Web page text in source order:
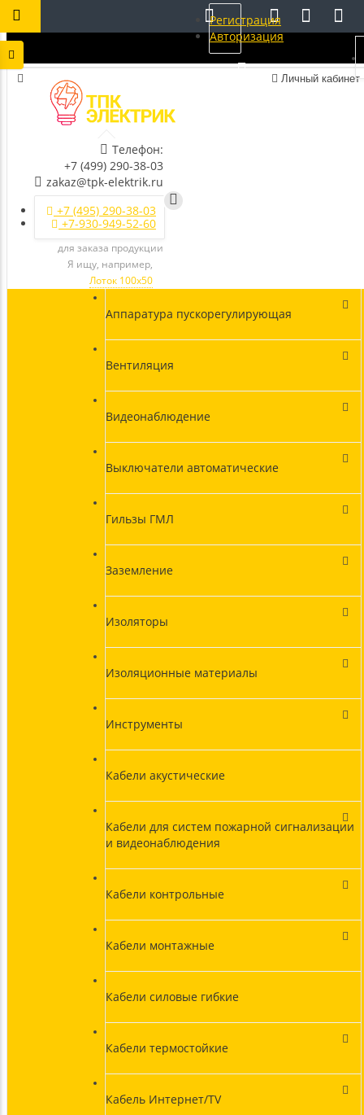
Личный кабинет
Телефон:
+7 (499) 290-38-03
zakaz@tpk-elektrik.ru
+7 (495) 290-38-03
+7-930-949-52-60
для заказа продукции
Я ищу, например,
Лоток 100х50
Аппаратура пускорегулирующая
Вентиляция
Видеонаблюдение
Выключатели автоматические
Гильзы ГМЛ
Заземление
Изоляторы
Изоляционные материалы
Инструменты
Кабели акустические
Кабели для систем пожарной сигнализации
и видеонаблюдения
Кабели контрольные
Кабели монтажные
Кабели силовые гибкие
Кабели термостойкие
Кабель Интернет/TV
Регистрация
Авторизация